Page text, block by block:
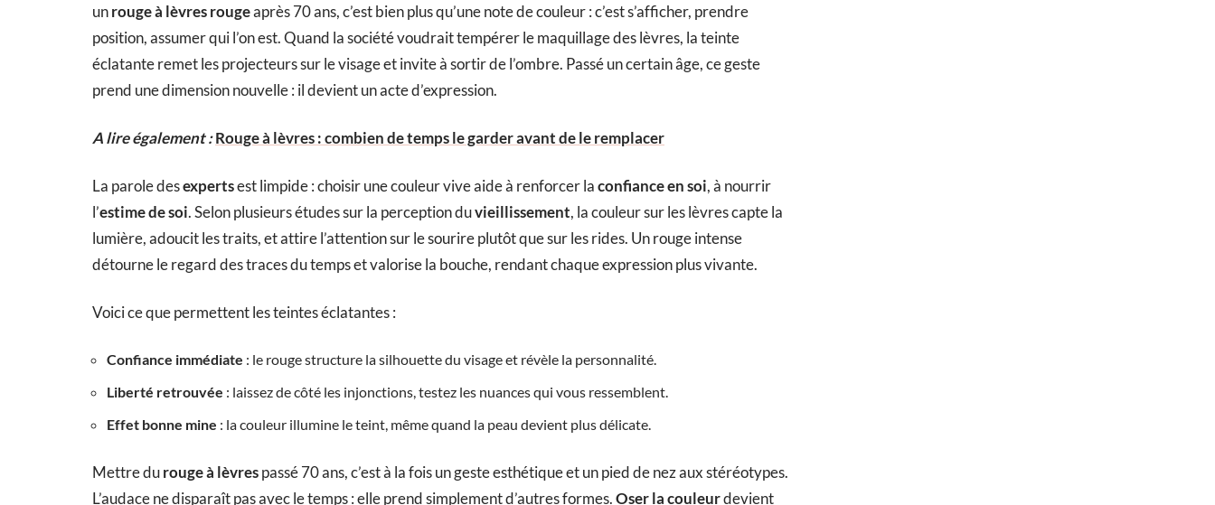
unrouge à lèvres rougeaprès 70 ans, c’est bien plus qu’une note de couleur : c’est s’afficher, prendre
position, assumer qui l’on est. Quand la société voudrait tempérer le maquillage des lèvres, la teinte
éclatante remet les projecteurs sur le visage et invite à sortir de l’ombre. Passé un certain âge, ce geste
prend une dimension nouvelle : il devient un acte d’expression.
A lire également :Rouge à lèvres : combien de temps le garder avant de le remplacer
La parole desexpertsest limpide : choisir une couleur vive aide à renforcer laconfiance en soi, à nourrir
l’estime de soi. Selon plusieurs études sur la perception duvieillissement, la couleur sur les lèvres capte la
lumière, adoucit les traits, et attire l’attention sur le sourire plutôt que sur les rides. Un rouge intense
détourne le regard des traces du temps et valorise la bouche, rendant chaque expression plus vivante.
Voici ce que permettent les teintes éclatantes :
Confiance immédiate : le rouge structure la silhouette du visage et révèle la personnalité.
Liberté retrouvée : laissez de côté les injonctions, testez les nuances qui vous ressemblent.
Effet bonne mine : la couleur illumine le teint, même quand la peau devient plus délicate.
Mettre durouge à lèvrespassé 70 ans, c’est à la fois un geste esthétique et un pied de nez aux stéréotypes.
L’audace ne disparaît pas avec le temps : elle prend simplement d’autres formes.Oser la couleurdevient